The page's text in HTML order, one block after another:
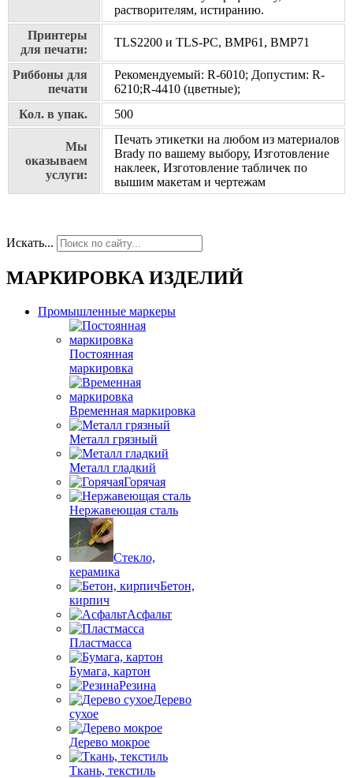
растворителям, истиранию.
Принтеры
для печати:
TLS2200 и TLS-PC, BMP61, BMP71
Риббоны для
печати
Рекомендуемый: R-6010; Допустим: R-
6210;R-4410 (цветные);
Кол. в упак.
500
Мы
оказываем
услуги:
Печать этикетки на любом из материалов
Brady по вашему выбору, Изготовление
наклеек, Изготовление табличек по
вышим макетам и чертежам
Искать...
МАРКИРОВКА ИЗДЕЛИЙ
Промышленные маркеры
Постоянная
маркировка
Временная маркировка
Металл грязный
Металл гладкий
Горячая
Нержавеющая сталь
Стекло,
керамика
Бетон,
кирпич
Асфальт
Пластмасса
Бумага, картон
Резина
Дерево
сухое
Дерево мокрое
Ткань, текстиль